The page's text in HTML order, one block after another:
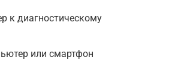
к диагностическому
или смартфон